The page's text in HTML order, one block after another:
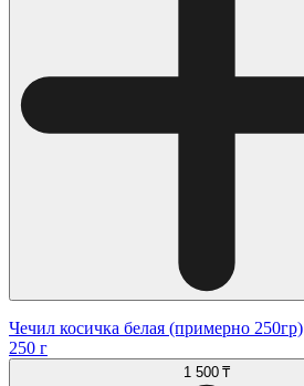
Чечил косичка белая (примерно 250гр)
250 г
1 500 ₸